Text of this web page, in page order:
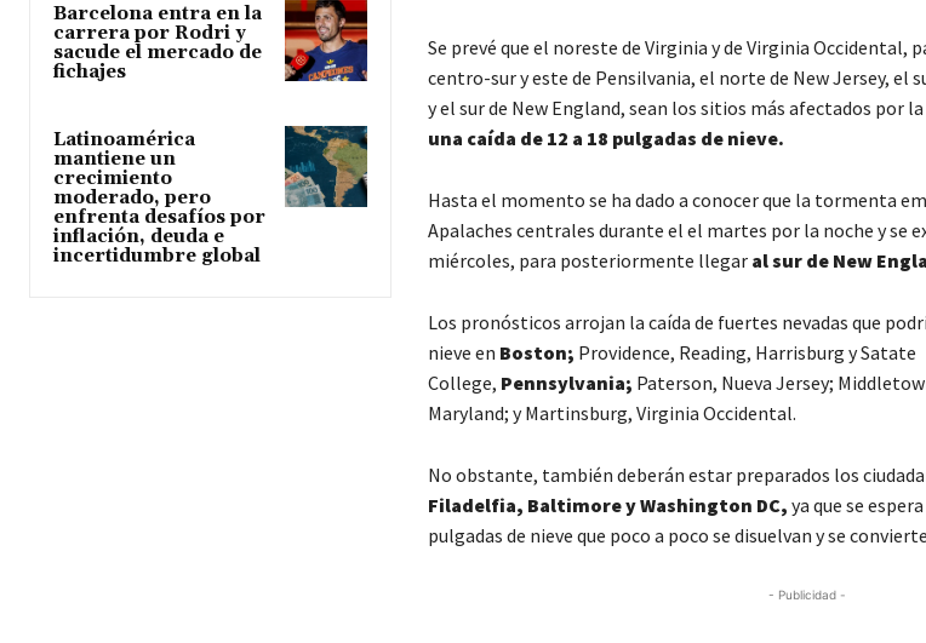
Barcelona entra en la
carrera por Rodri y
sacude el mercado de
fichajes
Latinoamérica
mantiene un
crecimiento
moderado, pero
enfrenta desafíos por
inflación, deuda e
incertidumbre global
Se prevé que el noreste de Virginia y de Virginia Occidental,
centro-sur y este de Pensilvania, el norte de New Jersey, el
y el sur de New England, sean los sitios más afectados por
una caída de 12 a 18 pulgadas de nieve.
Hasta el momento se ha dado a conocer que la tormenta
Apalaches centrales durante el el martes por la noche y se
miércoles, para posteriormente llegar al sur de New
Los pronósticos arrojan la caída de fuertes nevadas que
nieve en Boston; Providence, Reading, Harrisburg y Satate
College, Pennsylvania; Paterson, Nueva Jersey;
Maryland; y Martinsburg, Virginia Occidental.
No obstante, también deberán estar preparados los
Filadelfia, Baltimore y Washington DC, ya que se
pulgadas de nieve que poco a poco se disuelvan y se
- Publicidad -